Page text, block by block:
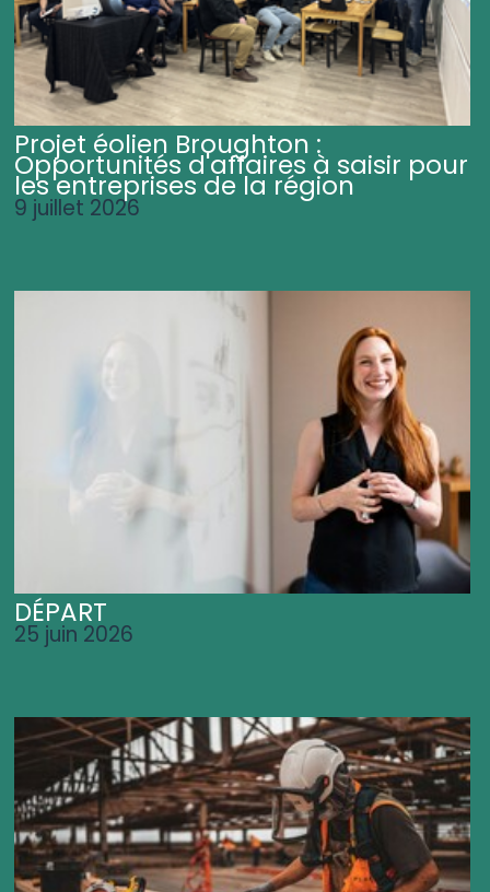
Projet éolien Broughton :
Opportunités d'affaires à saisir pour
les entreprises de la région
9 juillet 2026
DÉPART
25 juin 2026